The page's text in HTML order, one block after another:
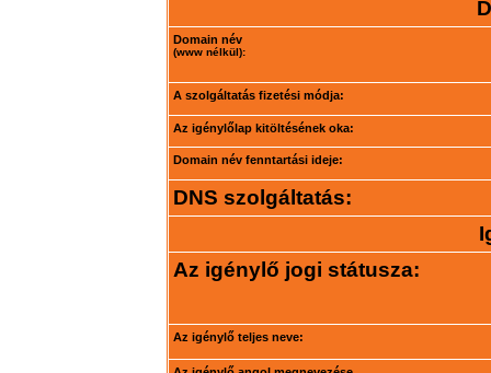
Domain név
(www nélkül):
A szolgáltatás fizetési módja:
Az igénylőlap kitöltésének oka:
Domain név fenntartási ideje:
DNS szolgáltatás:
Az igénylő jogi státusza:
Az igénylő teljes neve: